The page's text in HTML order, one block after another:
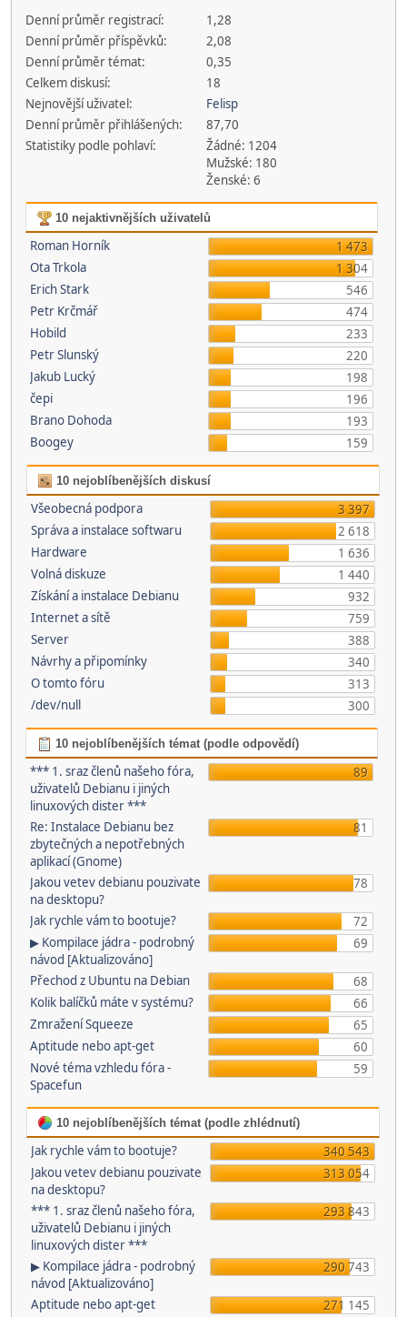
Denní průměr registrací:
1,28
Denní průměr příspěvků:
2,08
Denní průměr témat:
0,35
Celkem diskusí:
18
Nejnovější uživatel:
Felisp
Denní průměr přihlášených:
87,70
Statistiky podle pohlaví:
Žádné: 1204
Mužské: 180
Ženské: 6
10 nejaktivnějších uživatelů
Roman Horník
1 473
Ota Trkola
1 304
Erich Stark
546
Petr Krčmář
474
Hobild
233
Petr Slunský
220
Jakub Lucký
198
čepi
196
Brano Dohoda
193
Boogey
159
10 nejoblíbenějších diskusí
Všeobecná podpora
3 397
Správa a instalace softwaru
2 618
Hardware
1 636
Volná diskuze
1 440
Získání a instalace Debianu
932
Internet a sítě
759
Server
388
Návrhy a připomínky
340
O tomto fóru
313
/dev/null
300
10 nejoblíbenějších témat (podle odpovědí)
*** 1. sraz členů našeho fóra,
uživatelů Debianu i jiných
linuxových dister ***
89
Re: Instalace Debianu bez
zbytečných a nepotřebných
aplikací (Gnome)
81
Jakou vetev debianu pouzivate
na desktopu?
78
Jak rychle vám to bootuje?
72
▶ Kompilace jádra - podrobný
návod [Aktualizováno]
69
Přechod z Ubuntu na Debian
68
Kolik balíčků máte v systému?
66
Zmražení Squeeze
65
Aptitude nebo apt-get
60
Nové téma vzhledu fóra -
Spacefun
59
10 nejoblíbenějších témat (podle zhlédnutí)
Jak rychle vám to bootuje?
340 543
Jakou vetev debianu pouzivate
na desktopu?
313 054
*** 1. sraz členů našeho fóra,
uživatelů Debianu i jiných
linuxových dister ***
293 843
▶ Kompilace jádra - podrobný
návod [Aktualizováno]
290 743
Aptitude nebo apt-get
271 145